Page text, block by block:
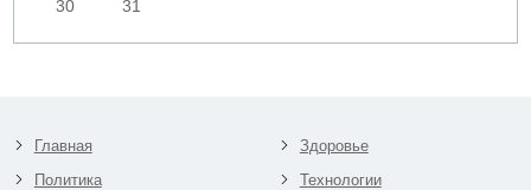
30
31
Главная
Политика
Здоровье
Технологии